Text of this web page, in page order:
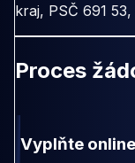
kraj, PSČ 691
Proces
Vyplňte